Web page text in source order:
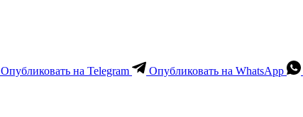
Опубликовать на Telegram Опубликовать на WhatsApp